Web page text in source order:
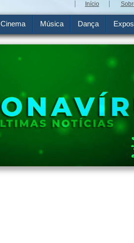
Início
Cinema Música Dança